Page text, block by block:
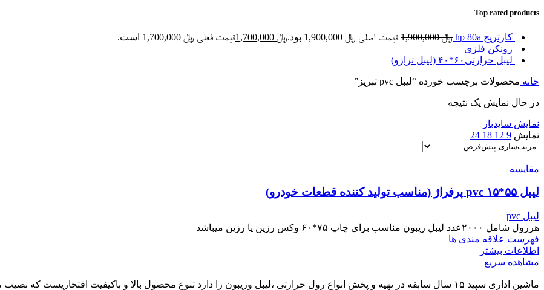
Top rated products
کارتریج hp 80a ﷼1,900,000 قیمت اصلی ﷼ 1,900,000 بود. ﷼
قیمت فعلی ﷼ 1,700,000 است.
زونکن فلزی
لیبل حرارتی۶۰*۴۰ (لیبل ترازو)
خانه محصولات برچسب خورده “لیبل pvc تبریز”
در حال نمایش یک نتیجه
نمایش سایدبار
نمایش 9
12
18
24
مقایسه
لیبل ۵۵*۱۵ pvc پرفراژ (مناسب تولید کننده قطعات خودرو)
لیبل pvc
هررول شامل ۲۰۰۰عدد لیبل ریبون مناسب برای چاپ ۷۵*۶۰ وکس رزین یا رزین میباشد
فهرست علاقه مندی ها
اطلاعات بیشتر
مشاهده سریع
ماشین اداری سپید ۱۵ سال سابقه در تهیه و پخش انواع رول حرارتی ،لیبل وریبون را دارد تنوع محصول بالا و باکیفیت افتخاریست